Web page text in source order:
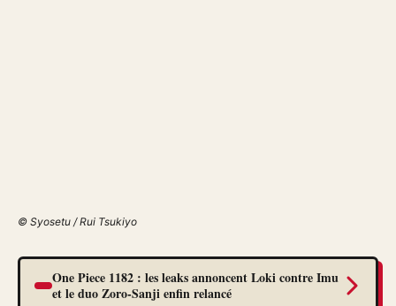
© Syosetu / Rui Tsukiyo
One Piece 1182 : les leaks annoncent Loki contre Imu
et le duo Zoro-Sanji enfin relancé